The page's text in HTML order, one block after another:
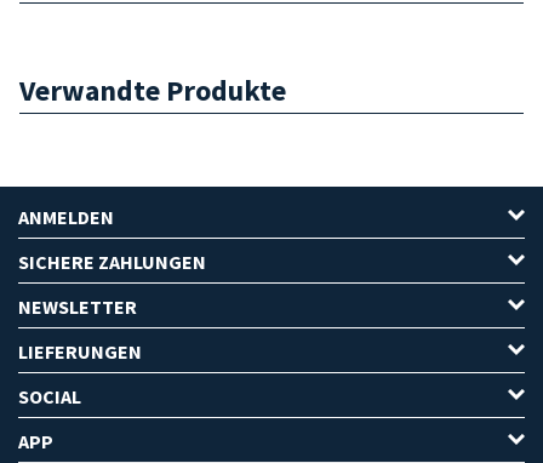
Verwandte Produkte
ANMELDEN
SICHERE ZAHLUNGEN
NEWSLETTER
LIEFERUNGEN
SOCIAL
APP